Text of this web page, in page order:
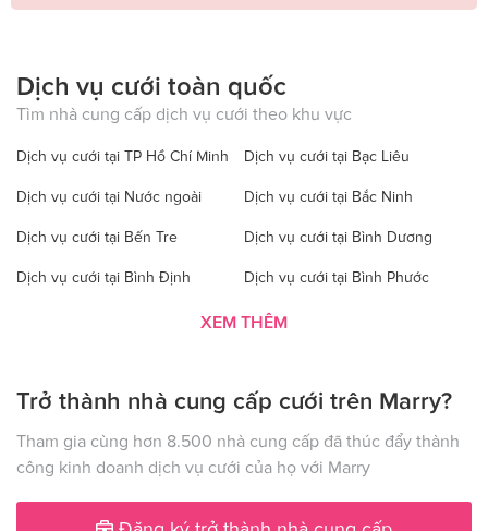
Dịch vụ cưới toàn quốc
Tìm nhà cung cấp dịch vụ cưới theo khu vực
Dịch vụ cưới tại TP Hồ Chí Minh Dịch vụ cưới tại Bạc Liêu
Dịch vụ cưới tại Nước ngoài Dịch vụ cưới tại Bắc Ninh
Dịch vụ cưới tại Bến Tre Dịch vụ cưới tại Bình Dương
Dịch vụ cưới tại Bình Định Dịch vụ cưới tại Bình Phước
Dịch vụ cưới tại Bình Thuận Dịch vụ cưới tại Cà Mau
Dịch vụ cưới tại Hà Nội Dịch vụ cưới tại Đăk Nông
Dịch vụ cưới tại Điện Biên Dịch vụ cưới tại Đồng Nai
Dịch vụ cưới tại Đồng Tháp Dịch vụ cưới tại Gia Lai
Dịch vụ cưới tại Hà Giang Dịch vụ cưới tại Hà Nam
XEM THÊM
Trở thành nhà cung cấp cưới trên Marry?
Tham gia cùng hơn 8.500 nhà cung cấp đã thúc đẩy thành
công kinh doanh dịch vụ cưới của họ với Marry